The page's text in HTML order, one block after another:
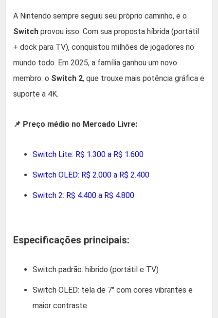
A Nintendo sempre seguiu seu próprio caminho, e o
Switch provou isso. Com sua proposta híbrida (portátil
+ dock para TV), conquistou milhões de jogadores no
mundo todo. Em 2025, a família ganhou um novo
membro: o Switch 2, que trouxe mais potência gráfica e
suporte a 4K.
📌 Preço médio no Mercado Livre:
Switch Lite: R$ 1.300 a R$ 1.600
Switch OLED: R$ 2.000 a R$ 2.400
Switch 2: R$ 4.400 a R$ 4.800
Especificações principais:
Switch padrão: híbrido (portátil e TV)
Switch OLED: tela de 7″ com cores vibrantes e
maior contraste